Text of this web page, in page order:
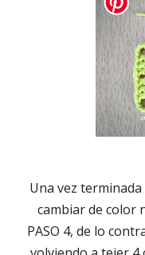
Una vez
cambiar de color
PASO 4, de lo